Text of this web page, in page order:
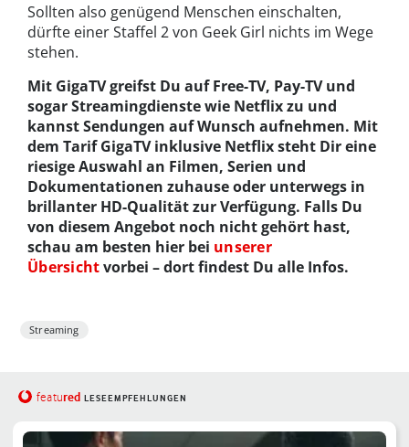
Sollten also genügend Menschen einschalten,
dürfte einer Staffel 2 von Geek Girl nichts im Wege
stehen.
Mit GigaTV greifst Du auf Free-TV, Pay-TV und
sogar Streamingdienste wie Netflix zu und
kannst Sendungen auf Wunsch aufnehmen. Mit
dem Tarif GigaTV inklusive Netflix steht Dir eine
riesige Auswahl an Filmen, Serien und
Dokumentationen zuhause oder unterwegs in
brillanter HD-Qualität zur Verfügung. Falls Du
von diesem Angebot noch nicht gehört hast,
schau am besten hier bei unserer
Übersichtvorbei – dort findest Du alle Infos.
Streaming
featured LESEEMPFEHLUNGEN